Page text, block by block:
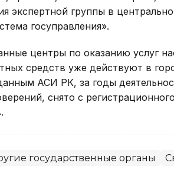
экспертной группы в
госуправления».
центры по оказанию услуг
средств уже действуют в
АСИ РК, за годы
снято с
государственные органы